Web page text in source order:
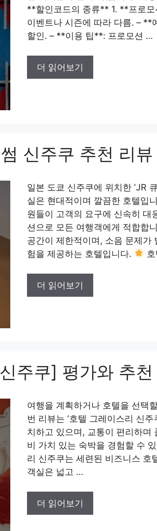
**할인코드의 종류** 1. **프로
이벤트나 시즌에 따라 다름. – **
할인. – **이용 팁**: 프로모션 …
더 읽어보기
신주쿠 추천 리
일본 도쿄 신주쿠에 위치한 ‘JR
실은 현대적이며 깔끔한 호텔입
원들이 고객의 요구에 신속히 대
션으로 모든 여행객에게 적합합
공간이 제한적이며, 소음 문제가
험을 제공하는 호텔입니다.
더 읽어보기
주쿠] 평가와 추
여행을 계획하거나 호텔을 선택
번 리뷰는 ‘호텔 그레이스리 신
치하고 있으며, 교통이 편리하며
비 가치 있는 숙박을 경험할 수
리 신주쿠는 세련된 비즈니스 호
객실은 넓고 …
더 읽어보기